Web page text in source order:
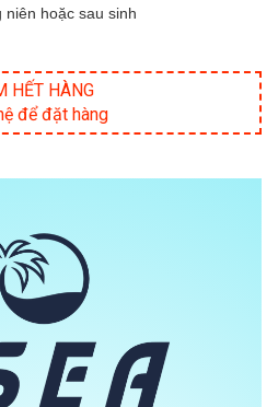
hoặc sau sinh
HẾT HÀNG
để đặt hàng